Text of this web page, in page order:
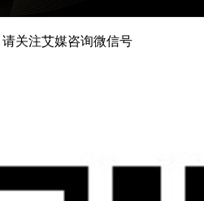
关注艾媒咨询微信号